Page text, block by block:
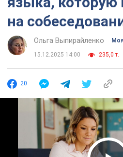
на
Ольга Выпирайленко
15.12.2025 14:00 235,0 т.
20